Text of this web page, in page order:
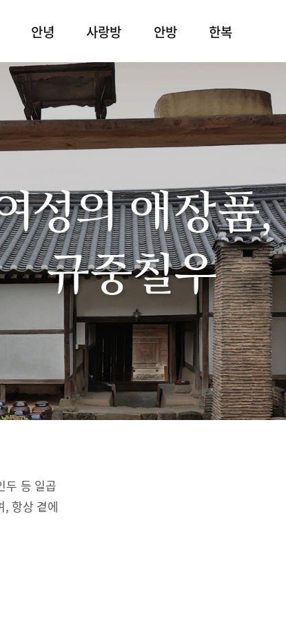
안녕 사랑방 안방 한복
성의 애장품,
규중칠우
두 등 일곱
, 항상 곁에